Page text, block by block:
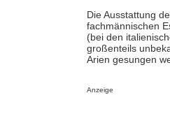
Die Ausstattung
fachmännischen
(bei den
großenteils
Arien gesungen
Anzeige